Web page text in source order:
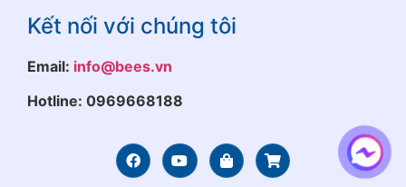
Kết nối với chúng tôi
Email: info@bees.vn
Hotline: 0969668188